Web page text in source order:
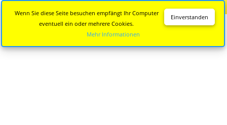
Einverstanden
Wenn Sie diese Seite besuchen empfängt Ihr Computer
eventuell ein oder mehrere Cookies.
Mehr Informationen